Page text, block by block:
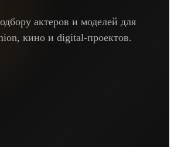
актеров и моделей для
кино и digital-проектов.